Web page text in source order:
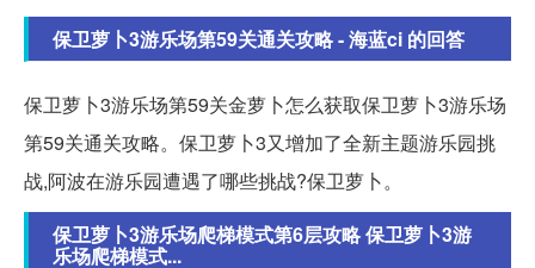
保卫萝卜3游乐场第59关通关攻略 - 海蓝ci 的回答
保卫萝卜3游乐场第59关金萝卜怎么获取保卫萝卜3游乐场
第59关通关攻略。保卫萝卜3又增加了全新主题游乐园挑
战,阿波在游乐园遭遇了哪些挑战?保卫萝卜。
保卫萝卜3游乐场爬梯模式第6层攻略 保卫萝卜3游
乐场爬梯模式...